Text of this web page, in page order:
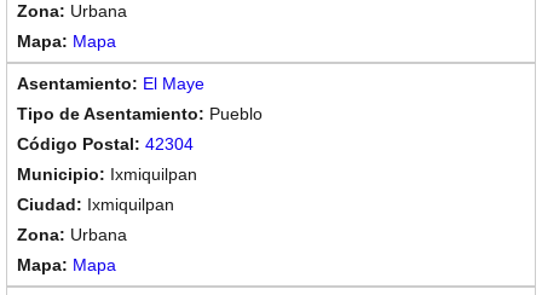
Urbana
Mapa
El Maye
Pueblo
42304
Ixmiquilpan
Ixmiquilpan
Urbana
Mapa